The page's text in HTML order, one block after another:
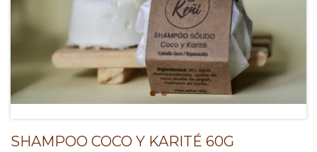
SHAMPOO COCO Y KARITÉ 60G